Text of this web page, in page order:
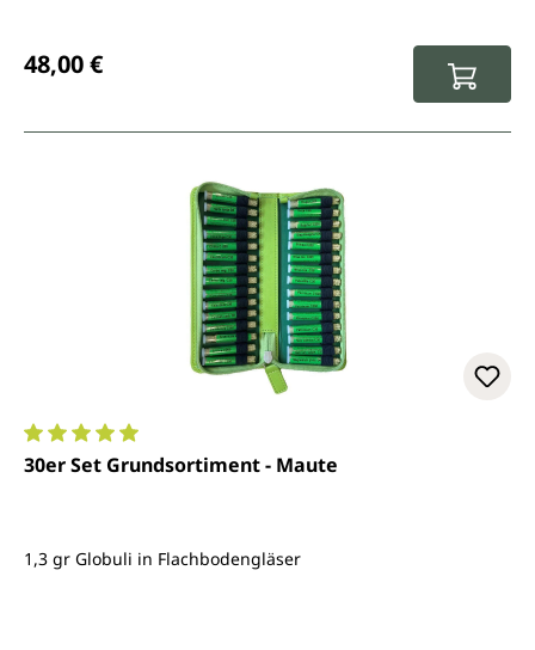
48,00 €
Durchschnittliche Bewertung von 5 von 5 Sternen
30er Set Grundsortiment - Maute
1,3 gr Globuli in Flachbodengläser